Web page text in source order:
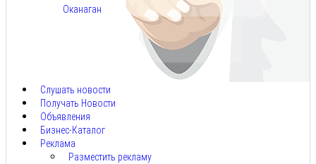
Оканаган
Слушать новости
Получать Новости
Объявления
Бизнес-Каталог
Реклама
Разместить рекламу